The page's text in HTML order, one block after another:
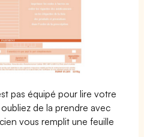
pas équipé pour lire votre
de la prendre avec
vous remplit une feuille